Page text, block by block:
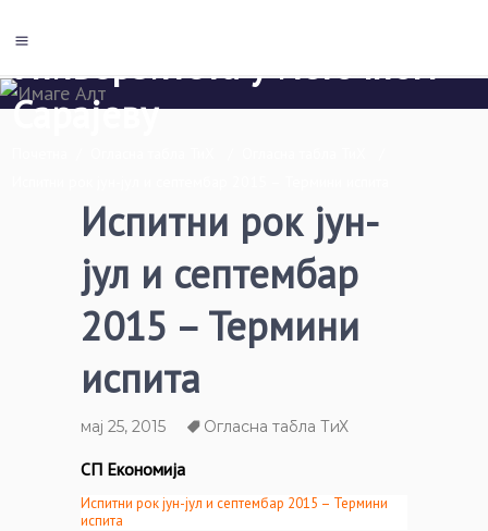
Сарајеву
Испитни рок јун-
јул и септембар
2015 – Термини
испита
мај 25, 2015 Огласна табла ТиХ
СП Економија
Испитни рок јун-јул и септембар 2015 – Термини
испита